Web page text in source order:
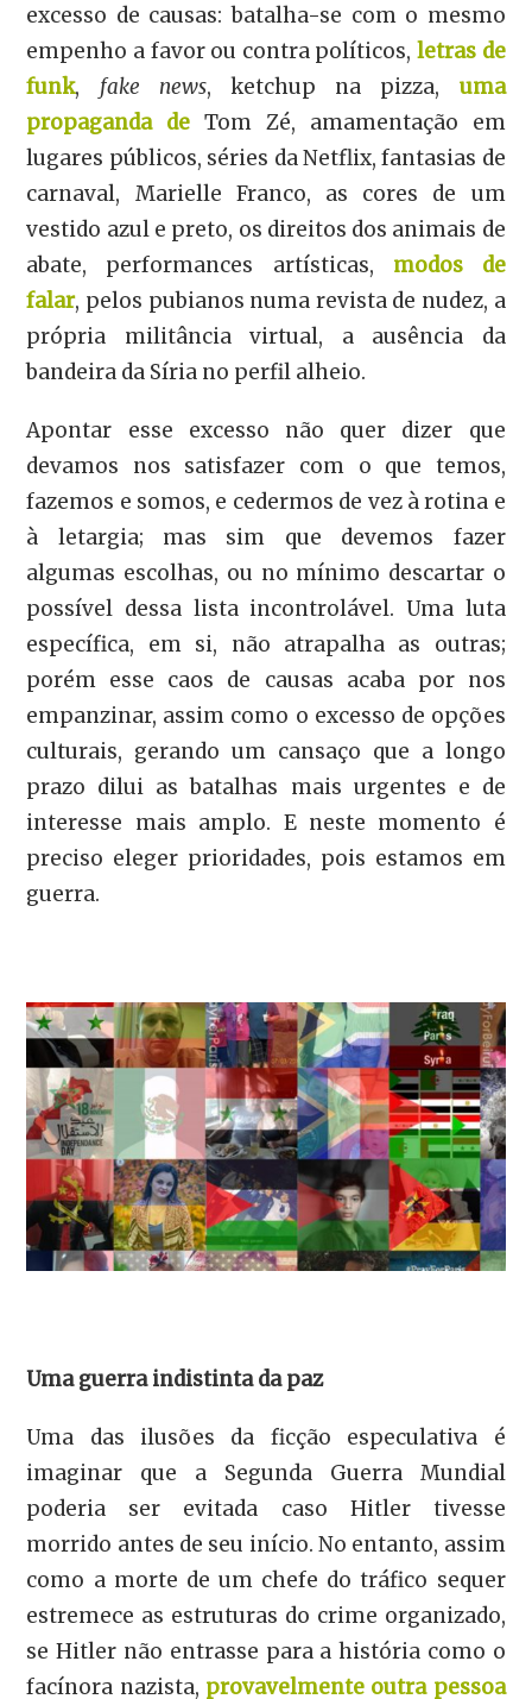
excesso de causas: batalha-se com o mesmo
empenho a favor ou contra políticos, letras de
funk, fake news, ketchup na pizza, uma
propaganda de Tom Zé, amamentação em
lugares públicos, séries da Netflix, fantasias de
carnaval, Marielle Franco, as cores de um
vestido azul e preto, os direitos dos animais de
abate, performances artísticas, modos de
falar, pelos pubianos numa revista de nudez, a
própria militância virtual, a ausência da
bandeira da Síria no perfil alheio.
Apontar esse excesso não quer dizer que
devamos nos satisfazer com o que temos,
fazemos e somos, e cedermos de vez à rotina e
à letargia; mas sim que devemos fazer
algumas escolhas, ou no mínimo descartar o
possível dessa lista incontrolável. Uma luta
específica, em si, não atrapalha as outras;
porém esse caos de causas acaba por nos
empanzinar, assim como o excesso de opções
culturais, gerando um cansaço que a longo
prazo dilui as batalhas mais urgentes e de
interesse mais amplo. E neste momento é
preciso eleger prioridades, pois estamos em
guerra.
Uma guerra indistinta da paz
Uma das ilusões da ficção especulativa é
imaginar que a Segunda Guerra Mundial
poderia ser evitada caso Hitler tivesse
morrido antes de seu início. No entanto, assim
como a morte de um chefe do tráfico sequer
estremece as estruturas do crime organizado,
se Hitler não entrasse para a história como o
facínora nazista, provavelmente outra pessoa